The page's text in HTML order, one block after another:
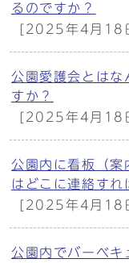
るのですか？
[2025年4月18
公園愛護会とはな
すか？
[2025年4月18
公園内に看板（案
はどこに連絡すれ
[2025年4月18
公園内でバーベキ